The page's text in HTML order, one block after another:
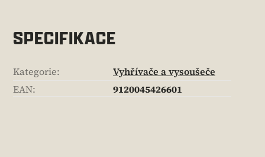
SPECIFIKACE
Kategorie:
Vyhřívače a vysoušeče
EAN: 9120045426601